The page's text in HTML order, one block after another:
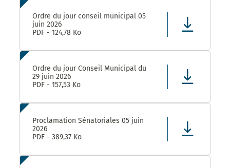
Ordre du jour conseil municipal 05
juin 2026
PDF - 124,78 Ko
Ordre du jour Conseil Municipal du
29 juin 2026
PDF - 157,53 Ko
Proclamation Sénatoriales 05 juin
2026
PDF - 389,37 Ko